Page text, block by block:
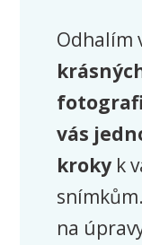
Odhalím
vás
krokyk
snímkům.
na